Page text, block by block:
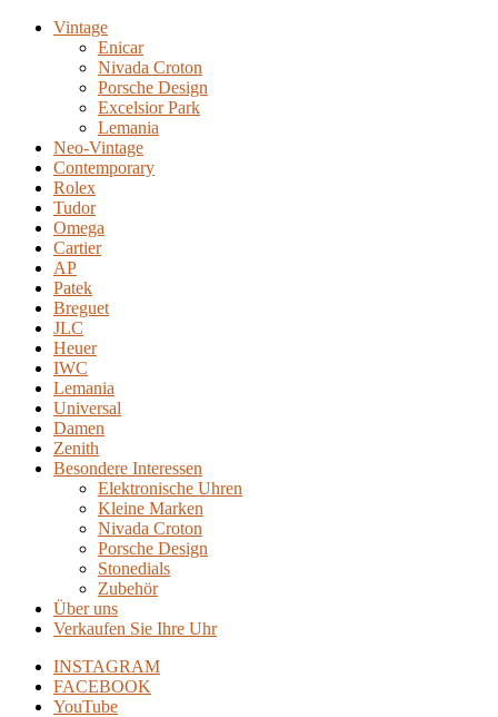
Vintage
Enicar
Nivada Croton
Porsche Design
Excelsior Park
Lemania
Neo-Vintage
Contemporary
Rolex
Tudor
Omega
Cartier
AP
Patek
Breguet
JLC
Heuer
IWC
Lemania
Universal
Damen
Zenith
Besondere Interessen
Elektronische Uhren
Kleine Marken
Nivada Croton
Porsche Design
Stonedials
Zubehör
Über uns
Verkaufen Sie Ihre Uhr
INSTAGRAM
FACEBOOK
YouTube